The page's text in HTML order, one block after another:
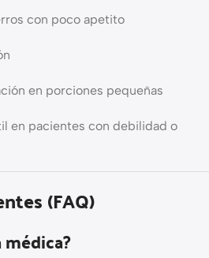
con poco apetito
en porciones pequeñas
en pacientes con debilidad o
(FAQ)